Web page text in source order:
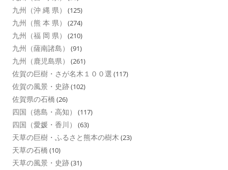
九州（沖 縄 県） (125)
九州（熊 本 県） (274)
九州（福 岡 県） (210)
九州（薩南諸島） (91)
九州（鹿児島県） (261)
佐賀の巨樹・さが名木１００選 (117)
佐賀の風景・史跡(102)
佐賀県の石橋 (26)
四国（徳島・高知） (117)
四国（愛媛・香川） (63)
天草の巨樹・ふるさと熊本の樹木 (23)
天草の石橋 (10)
天草の風景・史跡(31)